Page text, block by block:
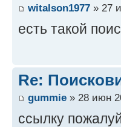
witalson1977 » 27
есть такой
Re:
gummie » 28 июн
ссылку